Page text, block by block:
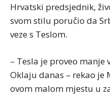
Hrvatski predsjednik,
svom stilu poručio da
veze s Teslom.
– Tesla je proveo manje
Oklaju danas – rekao je
ovom malom mjestu u